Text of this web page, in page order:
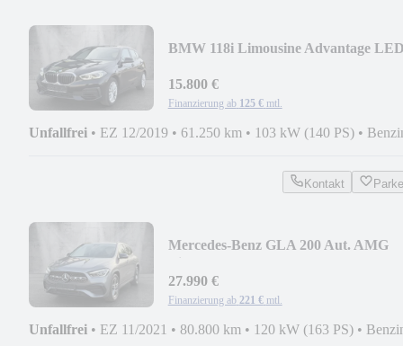
BMW 118i Limousine Advantage
15.800 €
Finanzierung ab 125 € mtl.
Unfallfrei • EZ 12/2019 • 61.250 km • 103 kW (140 PS) •
Kontakt
Mercedes-Benz GLA 200 Aut. AMG
27.990 €
Finanzierung ab 221 € mtl.
Unfallfrei • EZ 11/2021 • 80.800 km • 120 kW (163 PS) •